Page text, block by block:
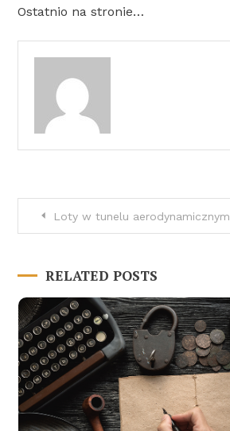
Ostatnio na stronie…
Nawigacja
Loty w tunelu aerodynamicznym
RELATED POSTS